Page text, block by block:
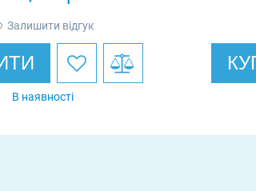
Залишити відгук
В наявності